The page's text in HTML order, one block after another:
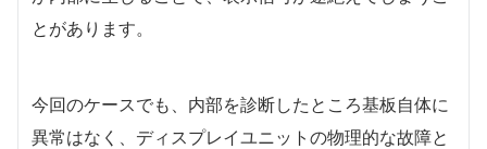
とがあります。
今回のケースでも、内部を診断したところ基板自体に
異常はなく、ディスプレイユニットの物理的な故障と